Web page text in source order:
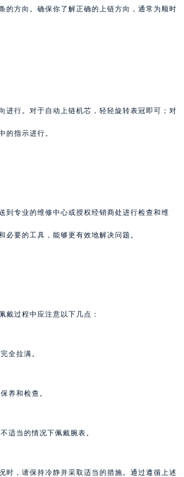
的方向。确保你了解正确的上链方向，通常为顺时
进行。对于自动上链机芯，轻轻旋转表冠即可；对
的指示进行。
到专业的维修中心或授权经销商处进行检查和维
必要的工具，能够更有效地解决问题。
戴过程中应注意以下几点：
全拉满。
养和检查。
适当的情况下佩戴腕表。
时，请保持冷静并采取适当的措施。通过遵循上述